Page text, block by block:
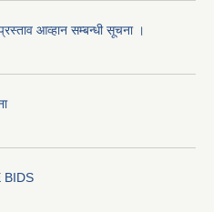
आव्हान सम्बन्धी सूचना ।
BIDS